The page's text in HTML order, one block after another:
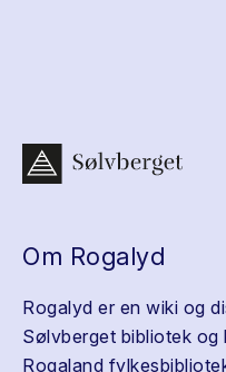
Om Rogalyd
Rogalyd er en wiki og
Sølvberget bibliotek
Rogaland